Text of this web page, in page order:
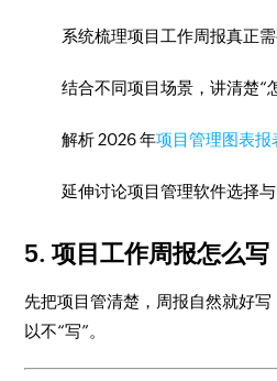
系统梳理项目工作周报真正
结合不同项目场景，讲清楚“
解析 2026 年项目管理图表报
延伸讨论项目管理软件选择
5. 项目工作周报怎么写
先把项目管清楚，周报自然就好
以不“写”。